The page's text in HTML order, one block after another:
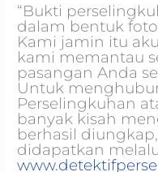
“Bukti
dalam bentuk
Kami jamin itu
kami memantau
pasangan Anda
Untuk
Perselingkuhan
banyak kisah
berhasil
didapatkan